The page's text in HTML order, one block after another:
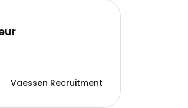
Vaessen Recruitment